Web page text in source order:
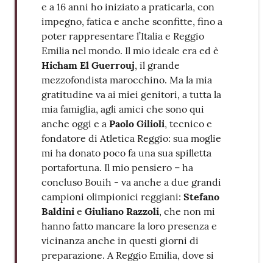
e a 16 anni ho iniziato a praticarla, con
impegno, fatica e anche sconfitte, fino a
poter rappresentare l’Italia e Reggio
Emilia nel mondo. Il mio ideale era ed è
Hicham El Guerrouj, il grande
mezzofondista marocchino. Ma la mia
gratitudine va ai miei genitori, a tutta la
mia famiglia, agli amici che sono qui
anche oggi e a Paolo Gilioli, tecnico e
fondatore di Atletica Reggio: sua moglie
mi ha donato poco fa una sua spilletta
portafortuna. Il mio pensiero – ha
concluso Bouih - va anche a due grandi
campioni olimpionici reggiani: Stefano
Baldini e Giuliano Razzoli, che non mi
hanno fatto mancare la loro presenza e
vicinanza anche in questi giorni di
preparazione. A Reggio Emilia, dove si